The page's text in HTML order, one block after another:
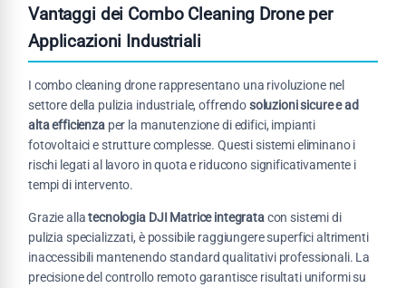
Vantaggi dei Combo Cleaning Drone per
Applicazioni Industriali
I combo cleaning drone rappresentano una rivoluzione nel
settore della pulizia industriale, offrendosoluzioni sicure e ad
alta efficienzaper la manutenzione di edifici, impianti
fotovoltaici e strutture complesse. Questi sistemi eliminano i
rischi legati al lavoro in quota e riducono significativamente i
tempi di intervento.
Grazie allatecnologia DJI Matrice integratacon sistemi di
pulizia specializzati, è possibile raggiungere superfici altrimenti
inaccessibili mantenendo standard qualitativi professionali. La
precisione del controllo remoto garantisce risultati uniformi su